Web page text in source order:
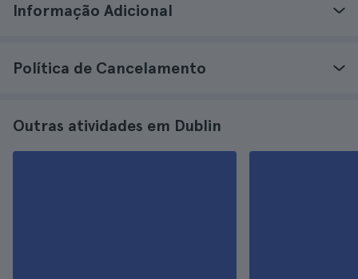
Informação Adicional
Política de Cancelamento
Outras atividades em Dublin